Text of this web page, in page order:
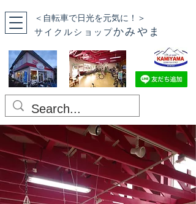
＜自転車で日光を元気に！＞
サイクルショップかみやま